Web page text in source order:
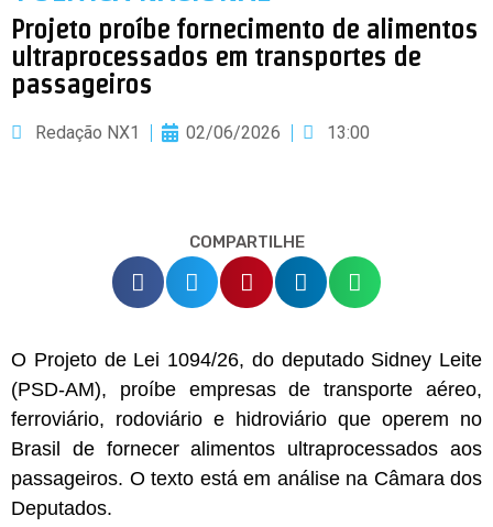
Projeto proíbe fornecimento de alimentos
ultraprocessados em transportes de
passageiros
Redação NX1 02/06/2026 13:00
COMPARTILHE
O Projeto de Lei 1094/26, do deputado Sidney Leite
(PSD-AM), proíbe empresas de transporte aéreo,
ferroviário, rodoviário e hidroviário que operem no
Brasil de fornecer alimentos ultraprocessados aos
passageiros. O texto está em análise na Câmara dos
Deputados.